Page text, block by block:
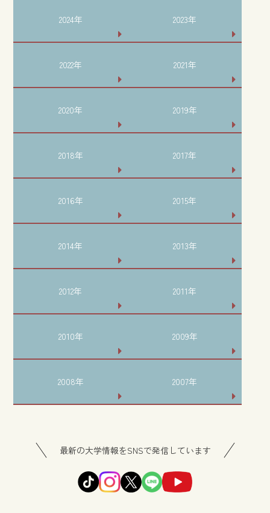
2024年 2023年
2022年 2021年
2020年 2019年
2018年 2017年
2016年 2015年
2014年 2013年
2012年 2011年
2010年 2009年
2008年 2007年
最新の大学情報をSNSで発信しています